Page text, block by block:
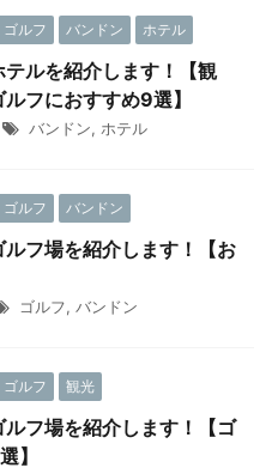
ゴルフ バンドン ホテル
ルを紹介します！【観
フにおすすめ9選】
バンドン, ホテル
ゴルフ バンドン
フ場を紹介します！【お
ゴルフ, バンドン
ゴルフ 観光
フ場を紹介します！【ゴ
】